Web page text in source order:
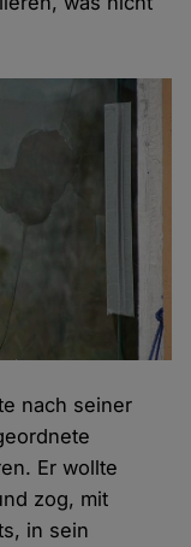
nach seiner
Er wollte
zog, mit
in sein